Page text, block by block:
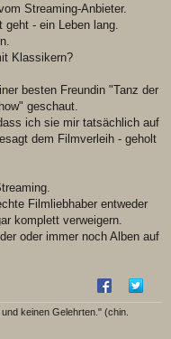
Streaming-Anbieter.
- ein Leben lang.
Klassikern?
besten Freundin "Tanz der
geschaut.
ich sie mir tatsächlich auf
dem Filmverleih - geholt
Filmliebhaber entweder
komplett verweigern.
oder immer noch Alben auf
keinen Gelehrten." (chin.